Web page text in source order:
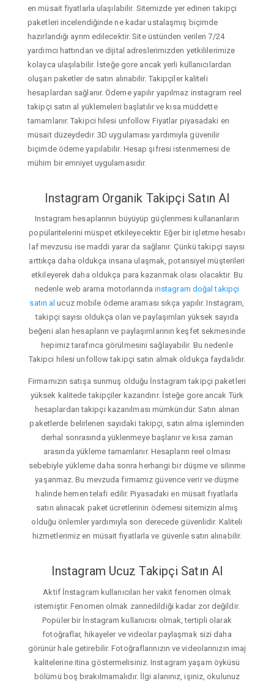
en müsait fiyatlarla ulaşılabilir. Sitemizde yer edinen takipçi
paketleri incelendiğinde ne kadar ustalaşmış biçimde
hazırlandığı ayrım edilecektir. Site üstünden verilen 7/24
yardımcı hattından ve dijital adreslerimizden yetkililerimize
kolayca ulaşılabilir. İsteğe gore ancak yerli kullanıcılardan
oluşan paketler de satın alınabilir. Takipçiler kaliteli
hesaplardan sağlanır. Ödeme yapılır yapılmaz instagram reel
takipçi satın al yüklemeleri başlatılır ve kısa müddette
tamamlanır. Takipci hilesi unfollow Fiyatlar piyasadaki en
müsait düzeydedir. 3D uygulaması yardımıyla güvenilir
biçimde ödeme yapılabilir. Hesap şifresi istenmemesi de
mühim bir emniyet uygulamasıdır.
Instagram Organik Takipçi Satın Al
Instagram hesaplarının büyüyüp güçlenmesi kullananların
popülaritelerini müspet etkileyecektir. Eğer bir işletme hesabı
laf mevzusu ise maddi yarar da sağlanır. Çünkü takipçi sayısı
arttıkça daha oldukça insana ulaşmak, potansiyel müşterileri
etkileyerek daha oldukça para kazanmak olası olacaktır. Bu
nedenle web arama motorlarında instagram doğal takipçi
satın al ucuz mobile ödeme araması sıkça yapılır. Instagram,
takipçi sayısı oldukça olan ve paylaşımları yüksek sayıda
beğeni alan hesapların ve paylaşımlarının keşfet sekmesinde
hepimiz tarafınca görülmesini sağlayabilir. Bu nedenle
Takipci hilesi unfollow takipçi satın almak oldukça faydalıdır.
Firmamızın satışa sunmuş olduğu İnstagram takipçi paketleri
yüksek kalitede takipçiler kazandırır. İsteğe gore ancak Türk
hesaplardan takipçi kazanılması mümkündür. Satın alınan
paketlerde belirlenen sayıdaki takipçi, satın alma işleminden
derhal sonrasında yüklenmeye başlanır ve kısa zaman
arasında yükleme tamamlanır. Hesapların reel olması
sebebiyle yükleme daha sonra herhangi bir düşme ve silinme
yaşanmaz. Bu mevzuda firmamız güvence verir ve düşme
halinde hemen telafi edilir. Piyasadaki en müsait fiyatlarla
satın alınacak paket ücretlerinin ödemesi sitemizin almış
olduğu önlemler yardımıyla son derecede güvenlidir. Kaliteli
hizmetlerimiz en müsait fiyatlarla ve güvenle satın alınabilir.
Instagram Ucuz Takipçi Satın Al
Aktif İnstagram kullanıcıları her vakit fenomen olmak
istemiştir. Fenomen olmak zannedildiği kadar zor değildir.
Popüler bir İnstagram kullanıcısı olmak, tertipli olarak
fotoğraflar, hikayeler ve videolar paylaşmak sizi daha
görünür hale getirebilir. Fotoğraflarınızın ve videolarınızın imaj
kalitelerine itina göstermelisiniz. Instagram yaşam öyküsü
bölümü boş bırakılmamalıdır. İlgi alanınız, işiniz, okulunuz